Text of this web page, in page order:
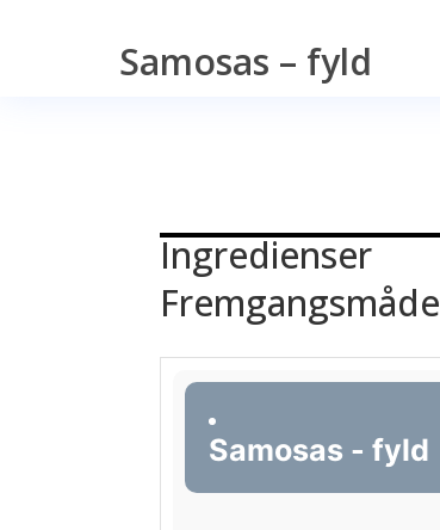
Samosas – fyld
Ingredienser
Fremgangsmåde
Samosas - fyld